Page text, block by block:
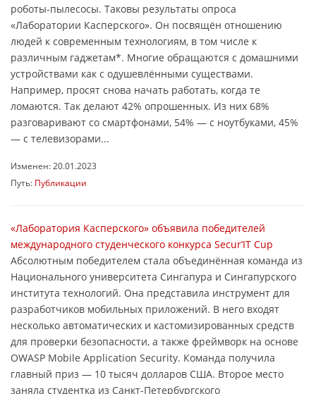
роботы-пылесосы. Таковы результаты опроса
«Лаборатории Касперского». Он посвящён отношению
людей к современным технологиям, в том числе к
различным гаджетам*. Многие обращаются с домашними
устройствами как с одушевлёнными существами.
Например, просят снова начать работать, когда те
ломаются. Так делают 42% опрошенных. Из них 68%
разговаривают со смартфонами, 54% ― с ноутбуками, 45%
― с телевизорами...
Изменен: 20.01.2023
Путь: Публикации
«Лаборатория Касперского» объявила победителей
международного студенческого конкурса Secur’IT Cup
Абсолютным победителем стала объединённая команда из
Национального университета Сингапура и Сингапурского
института технологий. Она представила инструмент для
разработчиков мобильных приложений. В него входят
несколько автоматических и кастомизированных средств
для проверки безопасности, а также фреймворк на основе
OWASP Mobile Application Security. Команда получила
главный приз — 10 тысяч долларов США. Второе место
заняла студентка из Санкт-Петербургского